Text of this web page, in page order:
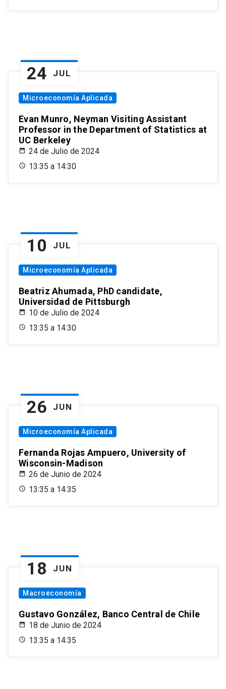
24 JUL
Microeconomía Aplicada
Evan Munro, Neyman Visiting Assistant
Professor in the Department of Statistics at
UC Berkeley
24 de Julio de 2024
13:35 a 14:30
10 JUL
Microeconomía Aplicada
Beatriz Ahumada, PhD candidate,
Universidad de Pittsburgh
10 de Julio de 2024
13:35 a 14:30
26 JUN
Microeconomía Aplicada
Fernanda Rojas Ampuero, University of
Wisconsin-Madison
26 de Junio de 2024
13:35 a 14:35
18 JUN
Macroeconomía
Gustavo González, Banco Central de Chile
18 de Junio de 2024
13:35 a 14:35